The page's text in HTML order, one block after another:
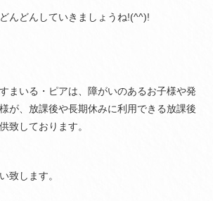
んどんしていきましょうね!(^^)!
まいる・ピアは、障がいのあるお子様や発
が、放課後や長期休みに利用できる放課後
致しております。
致します。